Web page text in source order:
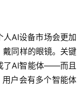
AI设备市场会更加
同样的眼镜。关键
了AI智能体——而且
用户会有多个智能体